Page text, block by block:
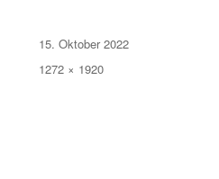
Veröffentlicht
am
15. Oktober 2022
Originalgröße
1272 × 1920